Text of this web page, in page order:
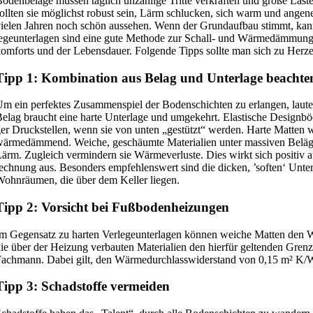
sie mög­lichst robust sein, Lärm schlu­cken, sich warm und
Jah­ren noch schön aus­se­hen. Wenn der Grund­auf­bau stimmt,
sind eine gute Metho­de zur Schall- und
und der Lebens­dau­er. Fol­gen­de Tipps soll­te man sich zu
1: Kombination aus Belag und Unterlage
ein per­fek­tes Zusam­men­spiel der Boden­schich­ten zu erlan­gen,
braucht eine har­te Unter­la­ge und umge­kehrt. Elas­ti­sche
Druck­stel­len, wenn sie von unten „gestützt“ wer­den. Har­te Mat­ten
Wei­che, geschäum­te Mate­ria­li­en unter mas­si­ven
Zugleich ver­min­dern sie Wär­me­ver­lus­te. Dies wirkt sich posi­tiv
aus. Beson­ders emp­feh­lens­wert sind die dicken, ’sof­ten‘
die über dem Kel­ler lie­gen.
2: Vorsicht bei Fußbodenheizungen
Gegen­satz zu har­ten Ver­le­ge­un­ter­la­gen kön­nen wei­che Mat­ten den
über der Hei­zung ver­bau­ten Mate­ria­li­en den hier­für gel­ten­den
Dabei gilt, den Wär­me­durch­lass­wi­der­stand von 0,15 m² K/
3: Schadstoffe vermeiden